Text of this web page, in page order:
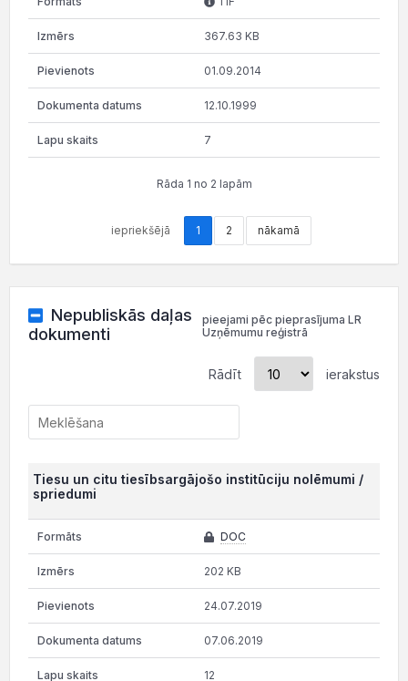
367.63 KB
01.09.2014
12.10.1999
7
Rāda 1 no 2 lapām
iepriekšējā 1 2 nākamā
Nepubliskās daļas
dokumenti
pieejami pēc pieprasījuma LR
Uzņēmumu reģistrā
Rādīt ierakstus
Tiesu un citu tiesībsargājošo institūciju nolēmumi /
spriedumi
DOC
202 KB
24.07.2019
07.06.2019
12